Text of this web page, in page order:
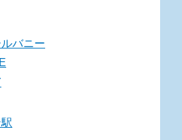
バニー